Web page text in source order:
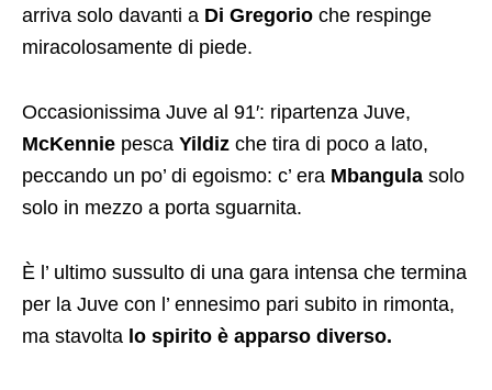
arriva solo davanti a Di Gregorio che respinge
miracolosamente di piede.
Occasionissima Juve al 91′: ripartenza Juve,
McKennie pesca Yildiz che tira di poco a lato,
peccando un po’ di egoismo: c’ era Mbangula solo
solo in mezzo a porta sguarnita.
È l’ ultimo sussulto di una gara intensa che termina
per la Juve con l’ ennesimo pari subito in rimonta,
ma stavolta lo spirito è apparso diverso.